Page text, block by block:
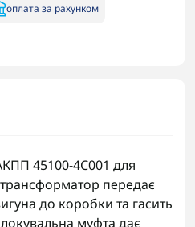
оплата за рахунком
45100-4C001 для
передає
до коробки та гасить
муфта дає